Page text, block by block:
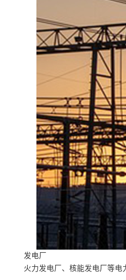
发电厂
火力发电厂、核能发电厂等